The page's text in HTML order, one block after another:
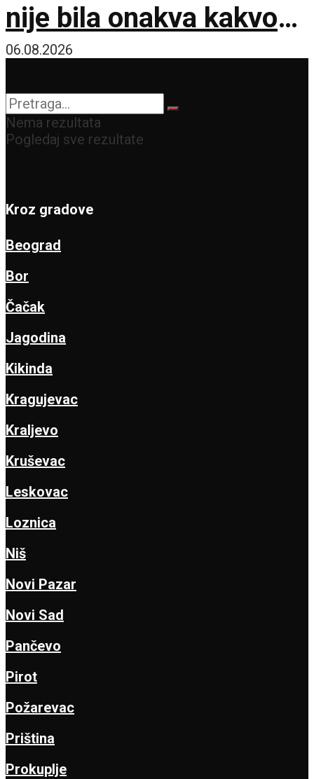
nije bila onakva kakvom
je zamišljamo
06.08.2026
Nema rezultata
Pogledaj sve rezultate
Kroz gradove
Beograd
Bor
Čačak
Jagodina
Kikinda
Kragujevac
Kraljevo
Kruševac
Leskovac
Loznica
Niš
Novi Pazar
Novi Sad
Pančevo
Pirot
Požarevac
Priština
Prokuplje